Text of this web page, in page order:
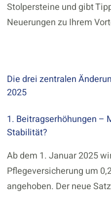
Stolpersteine und gibt
Neuerungen zu Ihrem
Die drei zentralen
2025
1. Beitragserhöhungen –
Stabilität?
Ab dem 1. Januar 2025
Pflegeversicherung um
angehoben. Der neue